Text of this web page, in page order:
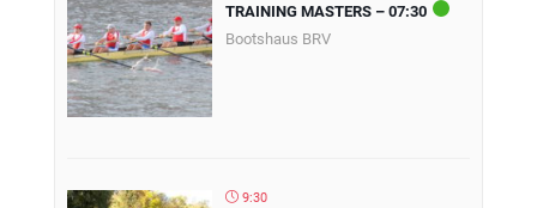
TRAINING MASTERS – 07:30
Bootshaus BRV
9:30